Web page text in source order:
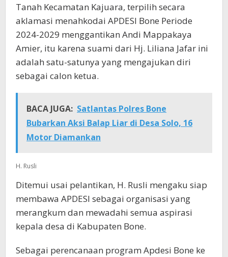
Tanah Kecamatan Kajuara, terpilih secara
aklamasi menahkodai APDESI Bone Periode
2024-2029 menggantikan Andi Mappakaya
Amier, itu karena suami dari Hj. Liliana Jafar ini
adalah satu-satunya yang mengajukan diri
sebagai calon ketua.
BACA JUGA: Satlantas Polres Bone
Bubarkan Aksi Balap Liar di Desa Solo, 16
Motor Diamankan
H. Rusli
Ditemui usai pelantikan, H. Rusli mengaku siap
membawa APDESI sebagai organisasi yang
merangkum dan mewadahi semua aspirasi
kepala desa di Kabupaten Bone.
Sebagai perencanaan program Apdesi Bone ke